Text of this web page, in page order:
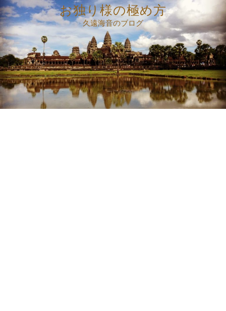
コ
ン
テ
ン
ツ
へ
ス
キ
ッ
お独り様の極め方
久遠海音のブログ